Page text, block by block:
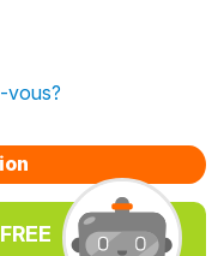
vous?